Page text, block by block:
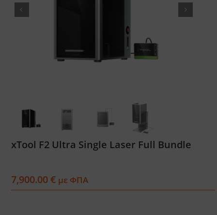
Software
Blog
Επικοινωνία
xTool F2 Ultra Single Laser Full Bundle
7,900.00€ με ΦΠΑ